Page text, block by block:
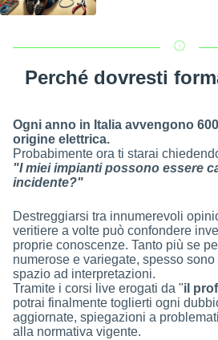
Perché dovresti
Ogni anno in Italia avvengono
origine elettrica.
Probabimente ora ti starai
"I miei impianti possono essere
incidente?"
Destreggiarsi tra innumerevoli
veritiere a volte può confondere
proprie conoscenze. Tanto più se
numerose e variegate, spesso
spazio ad interpretazioni.
Tramite i corsi live erogati da "il
potrai finalmente toglierti ogni
aggiornate, spiegazioni a
alla normativa vigente.